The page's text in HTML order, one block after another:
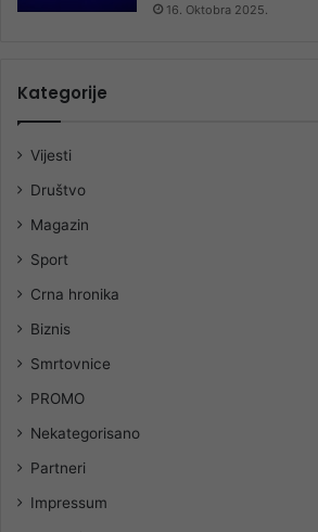
16. Oktobra 2025.
Kategorije
Vijesti
Društvo
Magazin
Sport
Crna hronika
Biznis
Smrtovnice
PROMO
Nekategorisano
Partneri
Impressum